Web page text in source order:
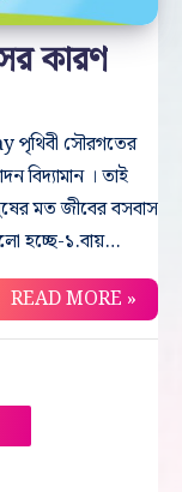
কারণ
সৌরগতের
বিদ্যামান । তাই
মত জীবের বসবাস
হচ্ছে-১.বায়…
READ MORE »